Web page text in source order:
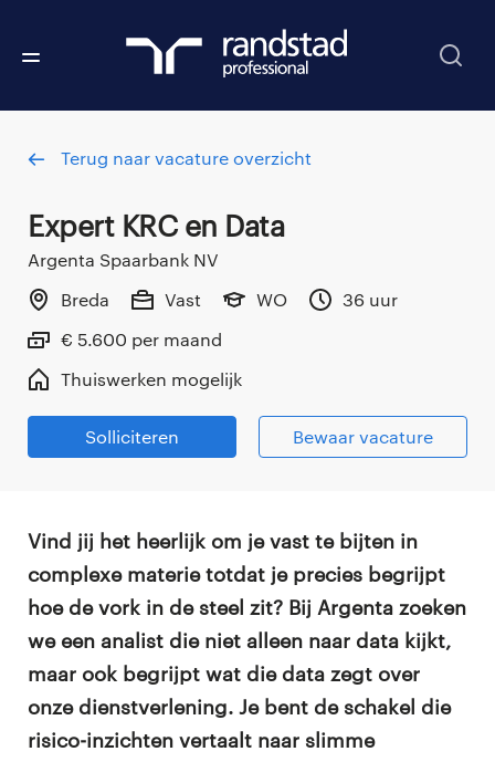
Terug naar vacature overzicht
expert KRC en Data
Argenta Spaarbank NV
Breda
Vast WO
36 uur
€ 5.600 per maand
Thuiswerken mogelijk
Solliciteren Bewaar vacature
Vind jij het heerlijk om je vast te bijten in
complexe materie totdat je precies begrijpt
hoe de vork in de steel zit? Bij Argenta zoeken
we een analist die niet alleen naar data kijkt,
maar ook begrijpt wat die data zegt over
onze dienstverlening. Je bent de schakel die
risico-inzichten vertaalt naar slimme